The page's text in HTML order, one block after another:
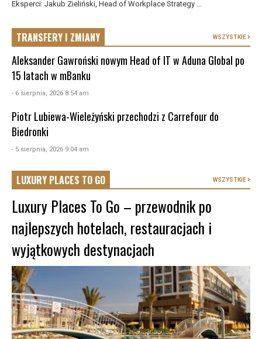
Eksperci: Jakub Zieliński, Head of Workplace Strategy ...
TRANSFERY I ZMIANY WSZYSTKIE
Aleksander Gawroński nowym Head of IT w Aduna Global po
15 latach w mBanku
- 6 sierpnia, 2026 8:54 am
Piotr Lubiewa-Wieleżyński przechodzi z Carrefour do
Biedronki
- 5 sierpnia, 2026 9:04 am
LUXURY PLACES TO GO WSZYSTKIE
Luxury Places To Go – przewodnik po
najlepszych hotelach, restauracjach i
wyjątkowych destynacjach